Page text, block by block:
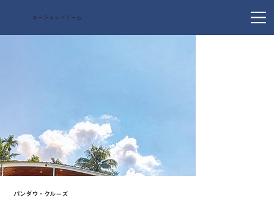
オーシャンドリーム
パンダウ・クルーズ